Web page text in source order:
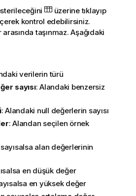
üzerine tıklayıp
kontrol edebilirsiniz.
taşınmaz. Aşağıdaki
verilerin türü
sayısı: Alandaki benzersiz
: Alandaki null değerlerin sayısı
: Alandan seçilen örnek
alan değerlerinin
en düşük değer
en yüksek değer